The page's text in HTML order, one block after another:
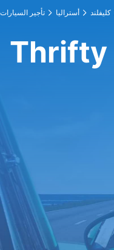
تأجير السيارات أستراليا كليفلند